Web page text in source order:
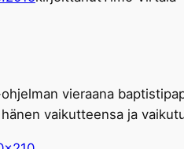
vieraana
vaikutteensa ja